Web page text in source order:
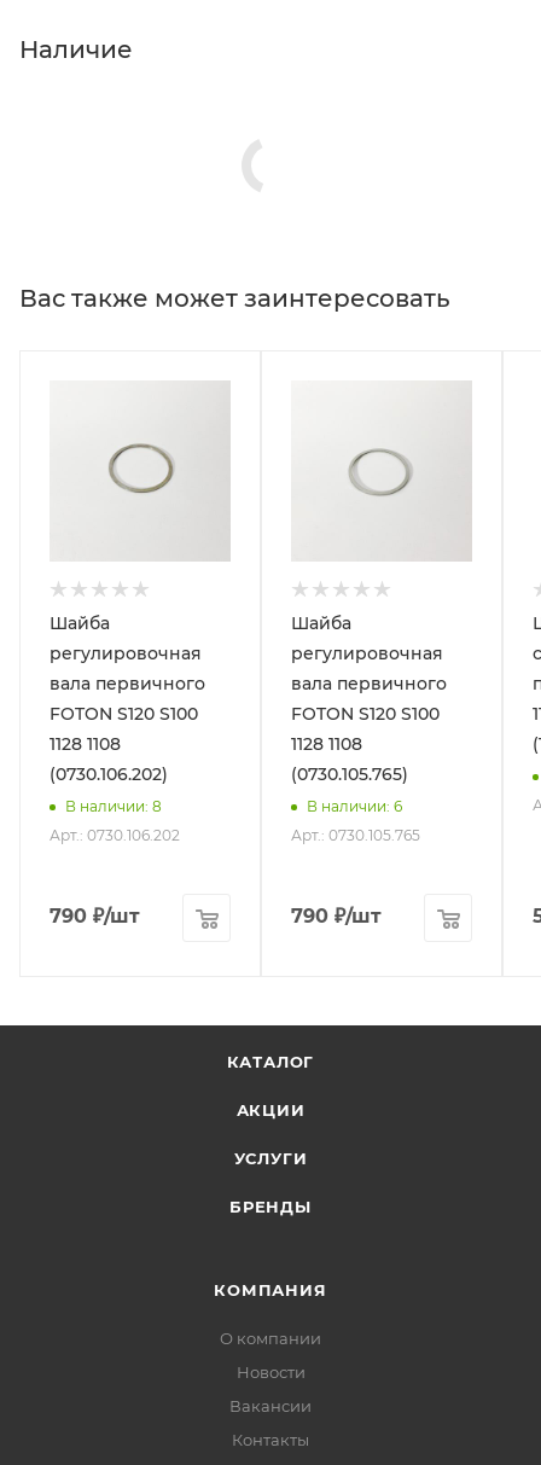
Наличие
Вас также может заинтересовать
Шайба
регулировочная
вала первичного
FOTON S120 S100
1128 1108
(0730.106.202)
В наличии: 8
Арт.: 0730.106.202
790 ₽/шт
Шайба
регулировочная
вала первичного
FOTON S120 S100
1128 1108
(0730.105.765)
В наличии: 6
Арт.: 0730.105.765
790 ₽/шт
КАТАЛОГ
АКЦИИ
УСЛУГИ
БРЕНДЫ
КОМПАНИЯ
О компании
Новости
Вакансии
Контакты